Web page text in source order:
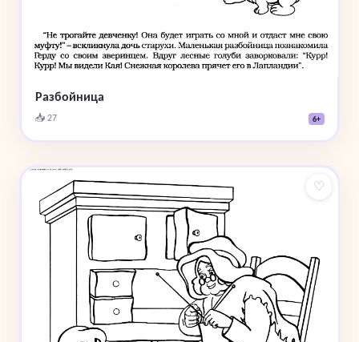
Разбойница
📥 27 6+
♡